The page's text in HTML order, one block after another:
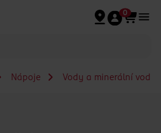
0
Nápoje Vody a minerální vody